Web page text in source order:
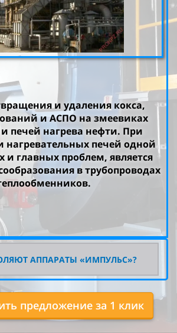
и удаления кокса,
и АСПО на змеевиках
печей нагрева нефти. При
нагревательных печей одной
и главных проблем, является
в трубопроводах
АППАРАТЫ «ИМПУЛЬС»?
предложение за 1 клик